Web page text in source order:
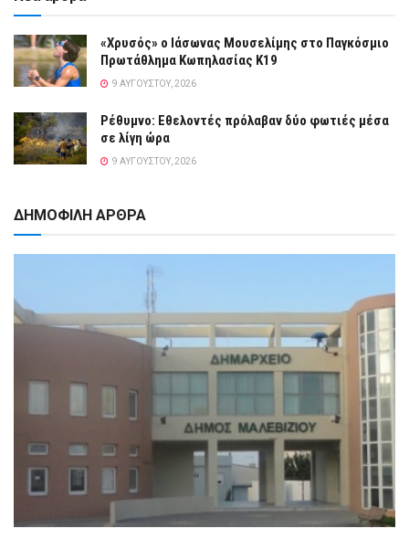
«Χρυσός» ο Ιάσωνας Μουσελίμης στο Παγκόσμιο
Πρωτάθλημα Κωπηλασίας Κ19
9 ΑΥΓΟΎΣΤΟΥ, 2026
Ρέθυμνο: Εθελοντές πρόλαβαν δύο φωτιές μέσα
σε λίγη ώρα
9 ΑΥΓΟΎΣΤΟΥ, 2026
ΔΗΜΟΦΙΛΗ ΑΡΘΡΑ